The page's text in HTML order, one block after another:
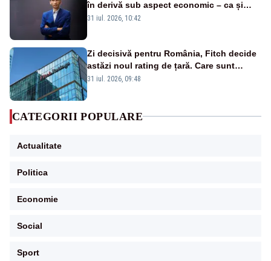
în derivă sub aspect economic – ca și
rezultat al guvernărilor din ultimii 36 de
31 iul. 2026, 10:42
Zi decisivă pentru România, Fitch decide
astăzi noul rating de țară. Care sunt
efectele retrogradării la categoria „junk”
31 iul. 2026, 09:48
CATEGORII POPULARE
Actualitate
Politica
Economie
Social
Sport